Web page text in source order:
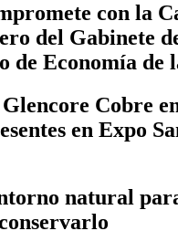
con la
del Gabinete
de Economía de
Cobre
en Expo
natural